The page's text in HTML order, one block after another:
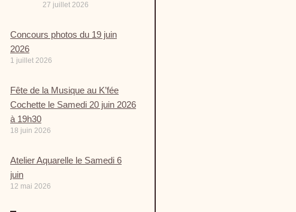
27 juillet 2026
Concours photos du 19 juin
2026
1 juillet 2026
Fête de la Musique au K’fée
Cochette le Samedi 20 juin 2026
à 19h30
18 juin 2026
Atelier Aquarelle le Samedi 6
juin
12 mai 2026